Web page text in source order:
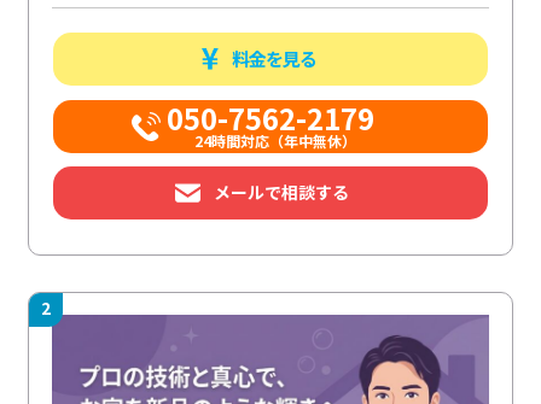
料金を見る
050-7562-2179
24時間対応（年中無休）
メールで相談する
2